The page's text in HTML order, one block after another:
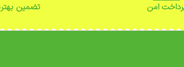
امن تضمین